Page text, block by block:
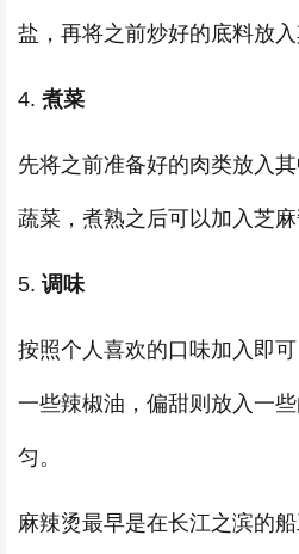
盐，再将之前炒好的底料放入
4. 煮菜
先将之前准备好的肉类放入
蔬菜，煮熟之后可以加入芝麻
5. 调味
按照个人喜欢的口味加入即
一些辣椒油，偏甜则放入一
匀。
麻辣烫最早是在长江之滨的